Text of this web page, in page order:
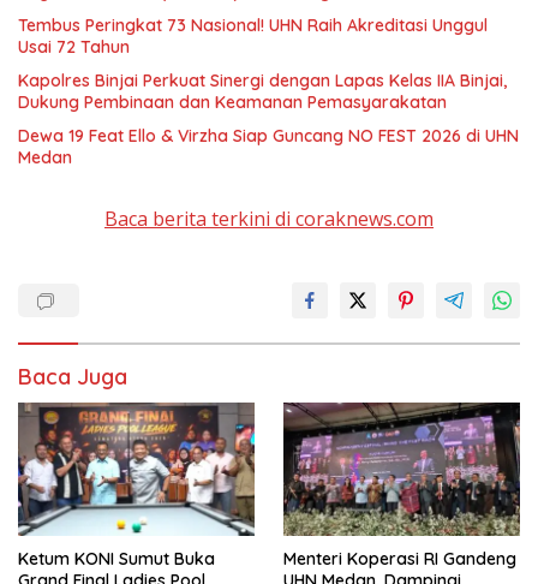
Tembus Peringkat 73 Nasional! UHN Raih Akreditasi Unggul
Usai 72 Tahun
Kapolres Binjai Perkuat Sinergi dengan Lapas Kelas IIA Binjai,
Dukung Pembinaan dan Keamanan Pemasyarakatan
Dewa 19 Feat Ello & Virzha Siap Guncang NO FEST 2026 di UHN
Medan
Baca berita terkini di coraknews.com
Baca Juga
Ketum KONI Sumut Buka
Menteri Koperasi RI Gandeng